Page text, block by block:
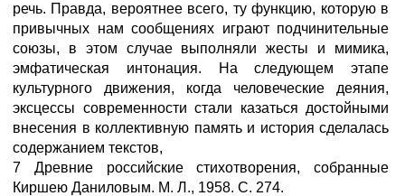
речь. Правда, вероятнее всего, ту функцию, которую в
привычных нам сообщениях играют подчинительные
союзы, в этом случае выполняли жесты и мимика,
эмфатическая интонация. На следующем этапе
культурного движения, когда человеческие деяния,
эксцессы современности стали казаться достойными
внесения в коллективную память и история сделалась
содержанием текстов,
7 Древние российские стихотворения, собранные
Киршею Даниловым. М. Л., 1958. С. 274.